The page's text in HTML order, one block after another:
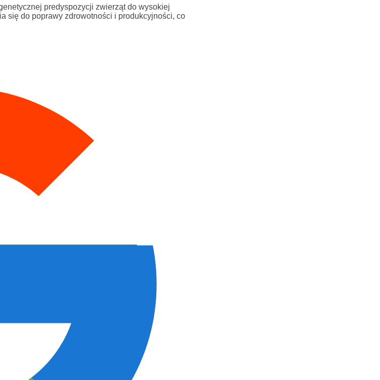
predyspozycji zwierząt do wysokiej
się do poprawy zdrowotności i produkcyjności, co